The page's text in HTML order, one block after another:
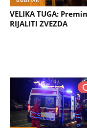
VELIKA TUGA:
RIJALITI ZVEZDA